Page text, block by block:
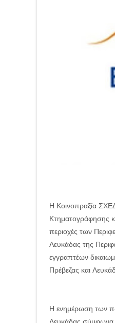
Η Κοινοπραξία
Κτηματογράφησης
περιοχές των
Λευκάδας της
εγγραπτέων
Πρέβεζας και
Η ενημέρωση των
Λευκάδας σύμφωνα